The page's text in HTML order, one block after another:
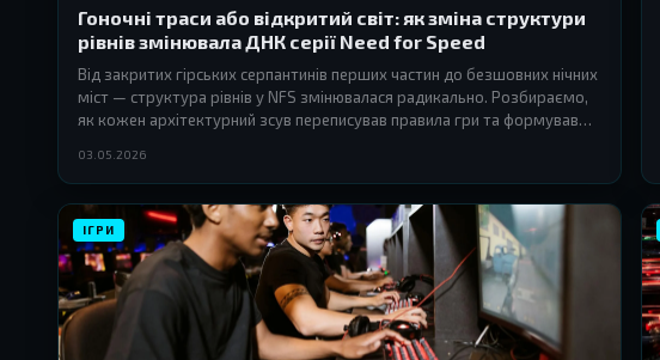
Гоночні траси або відкритий світ: як зміна структури
рівнів змінювала ДНК серії Need for Speed
Від закритих гірських серпантинів перших частин до безшовних нічних
міст — структура рівнів у NFS змінювалася радикально. Розбираємо,
як кожен архітектурний зсув переписував правила гри та формував
03.05.2026
ІГРИ